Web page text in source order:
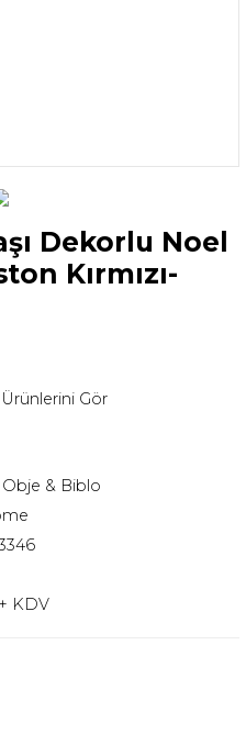
Dekorlu Noel
Kırmızı-
Gör
& Biblo
KDV